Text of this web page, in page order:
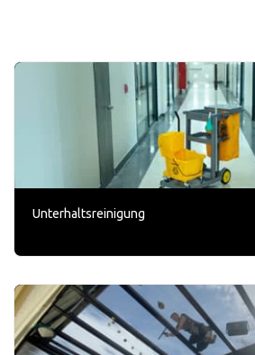
Unterhaltsreinigung